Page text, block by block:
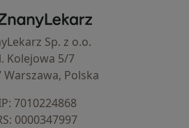
ZnanyLekarz - Strona główna
Sp. z o.o.
Kolejowa 5/7
Warszawa, Polska
⁠7010224868
⁠0000347997